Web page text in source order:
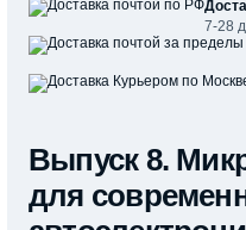
7-28
Выпуск 8.
для